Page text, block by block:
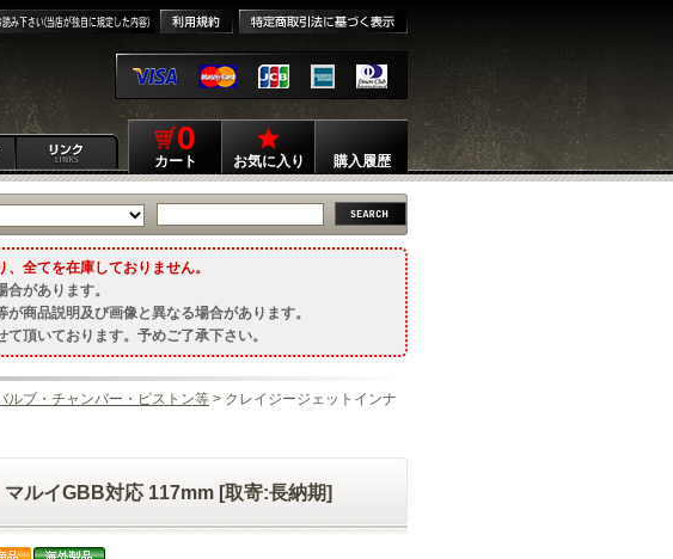
0
カート お気に入り 購入履歴
全てを在庫しておりません。
があります。
商品説明及び画像と異なる場合があります。
頂いております。予めご了承下さい。
ルブ・チャンバー・ピストン等 > クレイジージェットインナ
ルイGBB対応 117mm [取寄:長納期]